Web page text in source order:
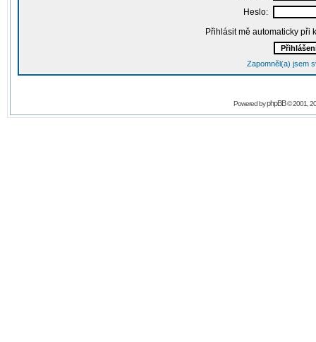
Heslo:
Přihlásit mě automaticky při
Zapomněl(a) jsem
Powered byphpBB© 2001,